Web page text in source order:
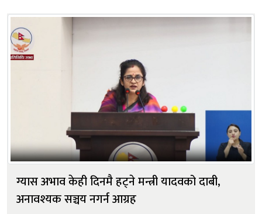
ग्यास अभाव केही दिनमै हट्ने मन्त्री यादवको दाबी,
अनावश्यक सञ्चय नगर्न आग्रह